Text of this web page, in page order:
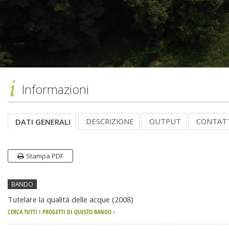
Informazioni
DATI GENERALI DESCRIZIONE OUTPUT
Stampa PDF
generali
BANDO
Tutelare la qualità delle acque (2008)
CERCA TUTTI I PROGETTI DI QUESTO BANDO ›